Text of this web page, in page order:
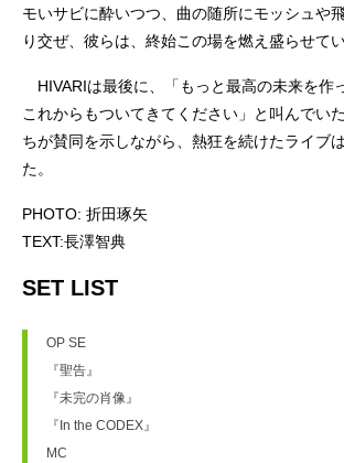
モいサビに酔いつつ、曲の随所にモッシュや
り交ぜ、彼らは、終始この場を燃え盛らせてい
HIVARIは最後に、「もっと最高の未来を作
これからもついてきてください」と叫んでい
ちが賛同を示しながら、熱狂を続けたライブ
た。
PHOTO: 折田琢矢
TEXT:長澤智典
SET LIST
OP SE
『聖告』
『未完の肖像』
『In the CODEX』
MC